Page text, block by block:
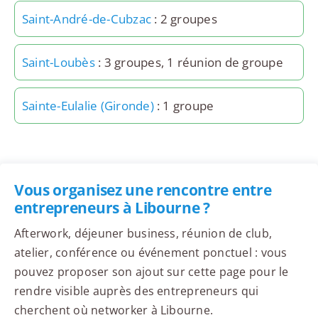
Saint-André-de-Cubzac : 2 groupes
Saint-Loubès: 3 groupes, 1 réunion de groupe
Sainte-Eulalie (Gironde): 1 groupe
Vous organisez une rencontre entre
entrepreneurs à Libourne ?
Afterwork, déjeuner business, réunion de club,
atelier, conférence ou événement ponctuel : vous
pouvez proposer son ajout sur cette page pour le
rendre visible auprès des entrepreneurs qui
cherchent où networker à Libourne.